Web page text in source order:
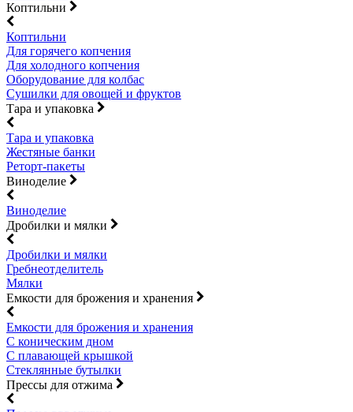
Коптильни
Коптильни
Для горячего копчения
Для холодного копчения
Оборудование для колбас
Сушилки для овощей и фруктов
Тара и упаковка
Тара и упаковка
Жестяные банки
Реторт-пакеты
Виноделие
Виноделие
Дробилки и мялки
Дробилки и мялки
Гребнеотделитель
Мялки
Емкости для брожения и хранения
Емкости для брожения и хранения
С коническим дном
С плавающей крышкой
Стеклянные бутылки
Прессы для отжима